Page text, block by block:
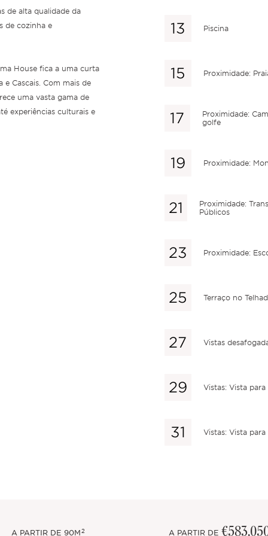
de alta qualidade da
de cozinha e
House fica a uma curta
Cascais. Com mais de
uma vasta gama de
experiências culturais e
Piscina
Proximidade:
Proximidade:
golfe
Proximidade:
Proximidade:
Públicos
Proximidade:
Terraço no
Vistas
Vistas: Vista
Vistas: Vista
A PARTIR DE 90M2 A PARTIR DE